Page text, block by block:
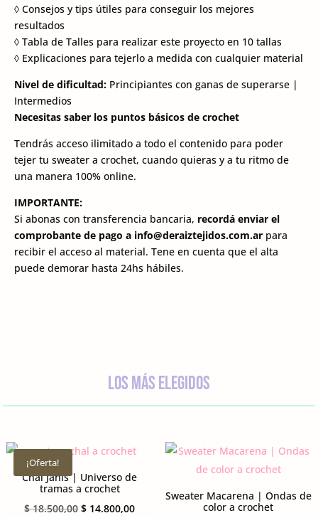
◊ Consejos y tips útiles para conseguir los mejores
resultados
◊ Tabla de Talles para realizar este proyecto en 10 tallas
◊ Explicaciones para tejerlo a medida con cualquier material
Nivel de dificultad: Principiantes con ganas de superarse |
Intermedios
Necesitas saber los puntos básicos de crochet
Tendrás acceso ilimitado a todo el contenido para poder
tejer tu sweater a crochet, cuando quieras y a tu ritmo de
una manera 100% online.
IMPORTANTE:
Si abonas con transferencia bancaria, recordá enviar el
comprobante de pago a info@deraiztejidos.com.ar para
recibir el acceso al material. Tene en cuenta que el alta
puede demorar hasta 24hs hábiles.
los más elegidos
¡Oferta!
Chal Janis | Universo de
tramas a crochet
$18.500,00 El
$ 14.800,00El
Sweater Macarena | Ondas de
color a crochet